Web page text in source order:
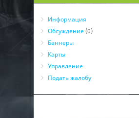
Информация
Обсуждение (0)
Баннеры
Карты
Управление
Подать жалобу